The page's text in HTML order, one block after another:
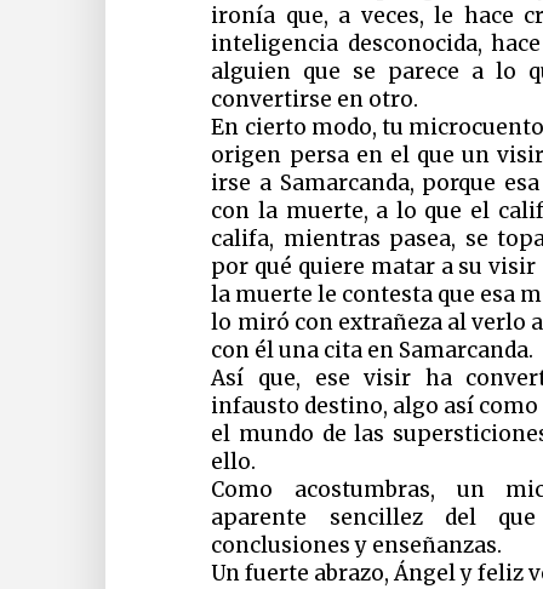
ironía que, a veces, le hace
inteligencia desconocida,
alguien que se parece a lo
convertirse en otro.
En cierto modo, tu
origen persa en el que un
irse a Samarcanda, porque
con la muerte, a lo que el
califa, mientras pasea, se
por qué quiere matar a su visir
la muerte le contesta que esa
lo miró con extrañeza al verlo
con él una cita en Samarcanda.
Así que, ese visir ha
infausto destino, algo así
el mundo de las
ello.
Como acostumbras, un
aparente sencillez del
conclusiones y enseñanzas.
Un fuerte abrazo, Ángel y feliz